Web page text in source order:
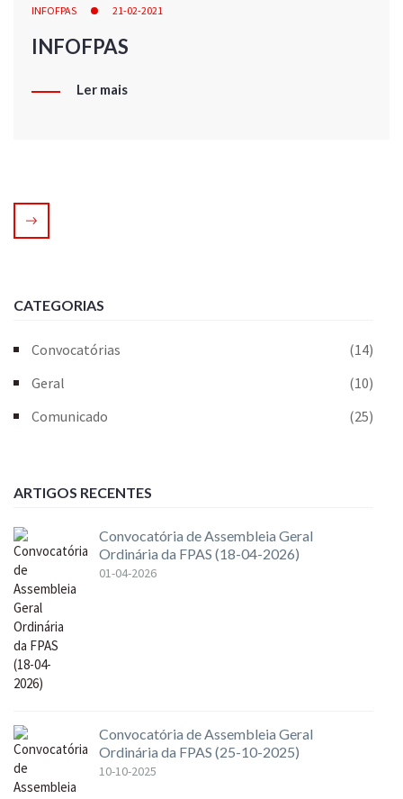
INFOFPAS 21-02-2021
INFOFPAS
Ler mais
CATEGORIAS
Convocatórias
(14)
Geral
(10)
Comunicado
(25)
ARTIGOS RECENTES
Convocatória de Assembleia Geral
Ordinária da FPAS (18-04-2026)
01-04-2026
Convocatória de Assembleia Geral
Ordinária da FPAS (25-10-2025)
10-10-2025